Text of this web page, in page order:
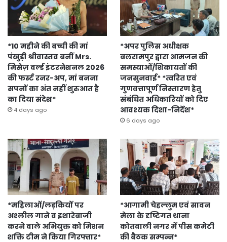
*10 महीने की बच्ची की मां
पंखुड़ी श्रीवास्तव बनीं Mrs.
मिसेज़ वर्ल्ड इंटरनेशनल 2026
की फर्स्ट रनर-अप, मां बनना
सपनों का अंत नहीं शुरुआत है
का दिया संदेश*
4 days ago
*अपर पुलिस अधीक्षक
बलरामपुर द्वारा आमजन की
समस्याओं/शिकायतों की
जनसुनवाई* *त्वरित एवं
गुणवत्तापूर्ण निस्तारण हेतु
संबंधित अधिकारियों को दिए
आवश्यक दिशा-निर्देश*
6 days ago
*महिलाओं/लड़कियों पर
अश्लील गाने व इशारेबाजी
करने वाले अभियुक्त को मिशन
शक्ति टीम ने किया गिरफ्तार*
*आगामी चेहल्लुम एवं सावन
मेला के दृष्टिगत थाना
कोतवाली नगर में पीस कमेटी
की बैठक सम्पन्न*